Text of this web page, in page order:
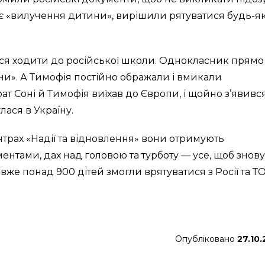
«вилучення дитини», вирішили рятуватися будь-
ходити до російської школи. Однокласник прямо
А Тимофія постійно ображали і вмикали
Соні й Тимофія виїхав до Європи, і щойно
в Україну.
«Надії та відновлення» вони отримують
дах над головою та турботу — усе, щоб знову
понад 900 дітей змогли врятуватися з Росії та
Опубліковано